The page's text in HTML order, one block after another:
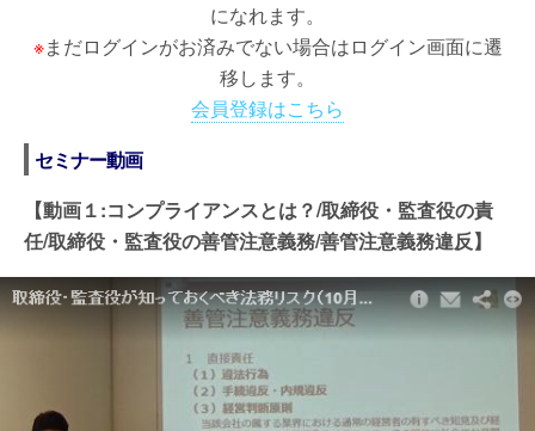
になれます。
※まだログインがお済みでない場合はログイン画面に遷
移します。
会員登録はこちら
セミナー動画
【動画１:コンプライアンスとは？/取締役・監査役の責
任/取締役・監査役の善管注意義務/善管注意義務違反】